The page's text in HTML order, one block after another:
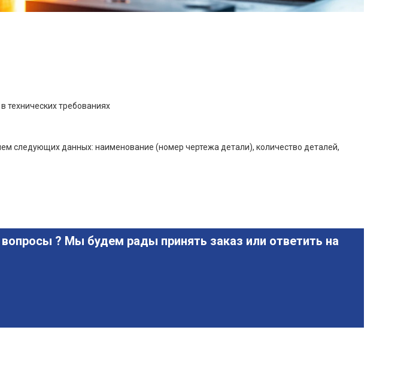
технических требованиях
следующих данных: наименование (номер чертежа детали), количество деталей,
? Мы будем рады принять заказ или ответить на